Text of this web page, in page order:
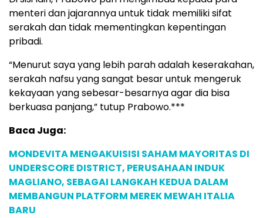
menteri dan jajarannya untuk tidak memiliki sifat
serakah dan tidak mementingkan kepentingan
pribadi.
“Menurut saya yang lebih parah adalah keserakahan,
serakah nafsu yang sangat besar untuk mengeruk
kekayaan yang sebesar-besarnya agar dia bisa
berkuasa panjang,” tutup Prabowo.***
Baca Juga:
MONDEVITA MENGAKUISISI SAHAM MAYORITAS DI
UNDERSCORE DISTRICT, PERUSAHAAN INDUK
MAGLIANO, SEBAGAI LANGKAH KEDUA DALAM
MEMBANGUN PLATFORM MEREK MEWAH ITALIA
BARU